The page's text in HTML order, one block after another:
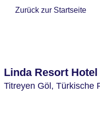
Zurück zur Startseite
Linda Resort Hotel
Titreyen Göl, Türkische